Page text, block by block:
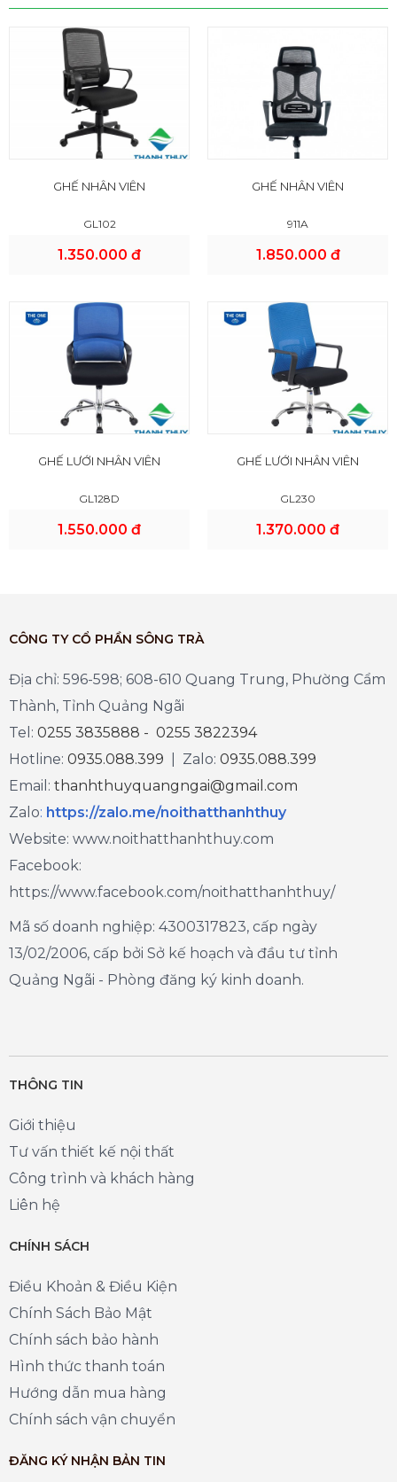
GHẾ NHÂN VIÊN
GL102
1.350.000 đ
GHẾ NHÂN VIÊN
911A
1.850.000 đ
GHẾ LƯỚI NHÂN VIÊN
GL128D
1.550.000 đ
GHẾ LƯỚI NHÂN VIÊN
GL230
1.370.000 đ
CÔNG TY CỔ PHẦN SÔNG TRÀ
Địa chỉ: 596-598; 608-610 Quang Trung, Phường Cẩm
Thành, Tỉnh Quảng Ngãi
Tel: 0255 3835888 - 0255 3822394
Hotline: 0935.088.399 | Zalo: 0935.088.399
Email: thanhthuyquangngai@gmail.com
Zalo: https://zalo.me/noithatthanhthuy
Website: www.noithatthanhthuy.com
Facebook:
https://www.facebook.com/noithatthanhthuy/
Mã số doanh nghiệp: 4300317823, cấp ngày
13/02/2006, cấp bởi Sở kế hoạch và đầu tư tỉnh
Quảng Ngãi - Phòng đăng ký kinh doanh.
THÔNG TIN
Giới thiệu
Tư vấn thiết kế nội thất
Công trình và khách hàng
Liên hệ
CHÍNH SÁCH
Điều Khoản & Điều Kiện
Chính Sách Bảo Mật
Chính sách bảo hành
Hình thức thanh toán
Hướng dẫn mua hàng
Chính sách vận chuyển
ĐĂNG KÝ NHẬN BẢN TIN